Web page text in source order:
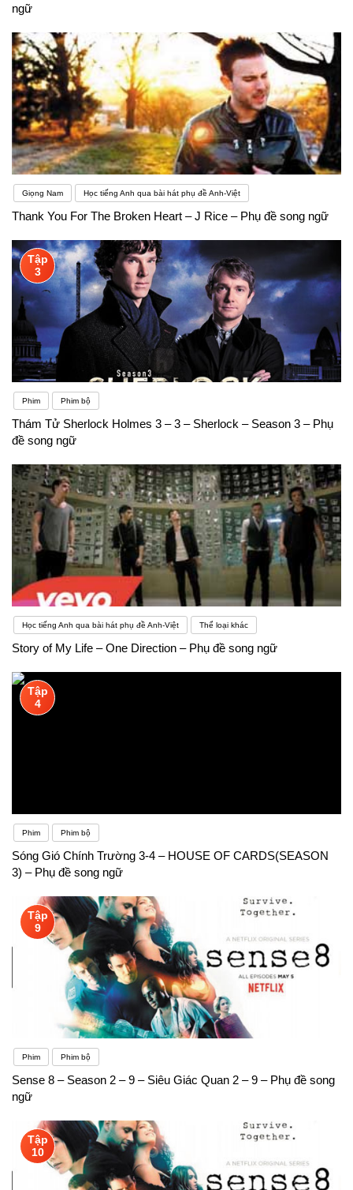
ngữ
Giọng Nam Học tiếng Anh qua bài hát phụ đề Anh-Việt
Thank You For The Broken Heart – J Rice – Phụ đề song ngữ
Tập
3
Phim Phim bộ
Thám Tử Sherlock Holmes 3 – 3 – Sherlock – Season 3 – Phụ
đề song ngữ
Học tiếng Anh qua bài hát phụ đề Anh-Việt Thể loại khác
Story of My Life – One Direction – Phụ đề song ngữ
Tập
4
Phim Phim bộ
Sóng Gió Chính Trường 3-4 – HOUSE OF CARDS(SEASON
3) – Phụ đề song ngữ
Tập
9
Phim Phim bộ
Sense 8 – Season 2 – 9 – Siêu Giác Quan 2 – 9 – Phụ đề song
ngữ
Tập
10